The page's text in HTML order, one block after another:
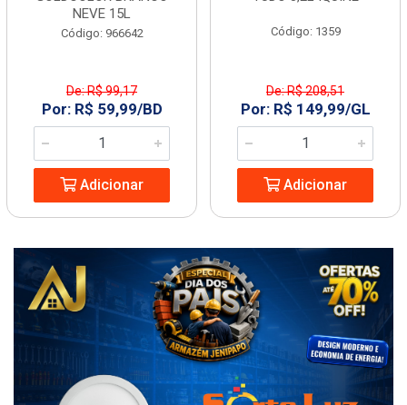
NEVE 15L
Código: 966642
De: R$ 99,17
Por: R$ 59,99/BD
Adicionar
Código: 1359
De: R$ 208,51
Por: R$ 149,99/GL
Adicionar